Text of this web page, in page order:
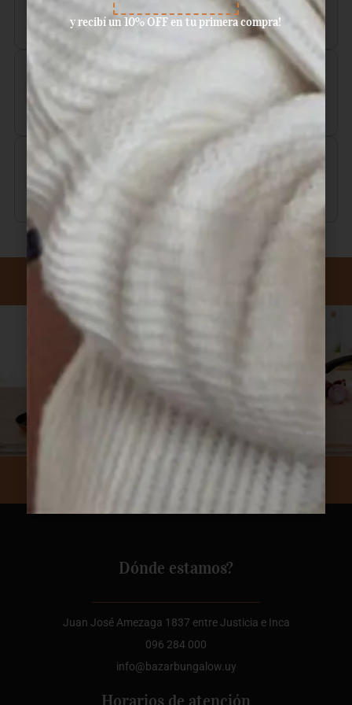
crédito, débito, efectivo, y dinero
disponible en Mercado Pago.
Ventas por mayor y menor.
Suscribite a nuestro newsletter.
Dónde estamos?
Juan José Amezaga 1837 entre Justicia e Inca
096 284 000
info@bazarbungalow.uy
Horarios de atención
y recibí un 10% OFF en tu primera compra!